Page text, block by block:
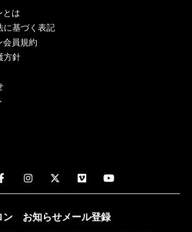
とは
に基づく表記
会員規約
方針
ン お知らせメール登録